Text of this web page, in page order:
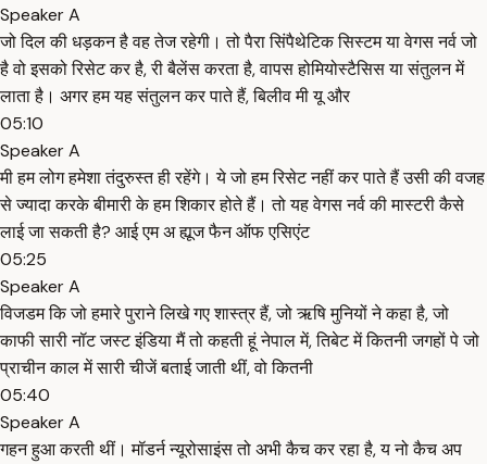
Speaker A
जो दिल की धड़कन है वह तेज रहेगी। तो पैरा सिंपैथेटिक सिस्टम या वेगस नर्व जो
है वो इसको रिसेट कर है, री बैलेंस करता है, वापस होमियोस्टैसिस या संतुलन में
लाता है। अगर हम यह संतुलन कर पाते हैं, बिलीव मी यू और
05:10
Speaker A
मी हम लोग हमेशा तंदुरुस्त ही रहेंगे। ये जो हम रिसेट नहीं कर पाते हैं उसी की वजह
से ज्यादा करके बीमारी के हम शिकार होते हैं। तो यह वेगस नर्व की मास्टरी कैसे
लाई जा सकती है? आई एम अ ह्यूज फैन ऑफ एसिएंट
05:25
Speaker A
विजडम कि जो हमारे पुराने लिखे गए शास्त्र हैं, जो ऋषि मुनियों ने कहा है, जो
काफी सारी नॉट जस्ट इंडिया मैं तो कहती हूं नेपाल में, तिबेट में कितनी जगहों पे जो
प्राचीन काल में सारी चीजें बताई जाती थीं, वो कितनी
05:40
Speaker A
गहन हुआ करती थीं। मॉडर्न न्यूरोसाइंस तो अभी कैच कर रहा है, य नो कैच अप